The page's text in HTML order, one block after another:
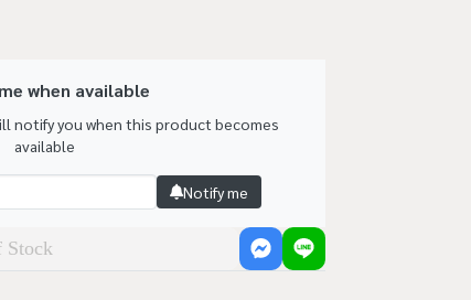
when available
notify you when this product becomes
available
Notify me
Stock